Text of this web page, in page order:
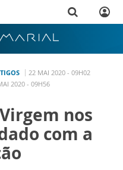
22 MAI 2020 - 09H02
2020 - 09H56
nos
com a